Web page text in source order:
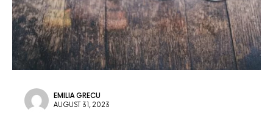
EMILIA GRECU
AUGUST 31, 2023